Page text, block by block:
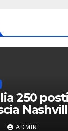
250
scelta
ADMIN